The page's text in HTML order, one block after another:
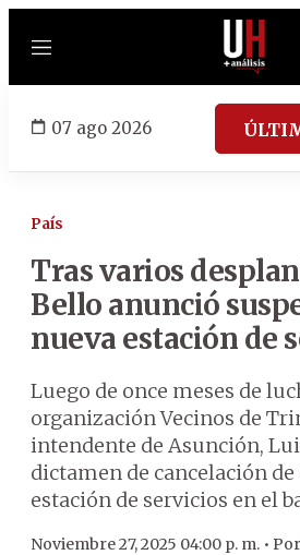
Menú
07 ago 2026
País
Tras varios
Bello anunció
nueva estación de
Luego de once meses de
organización Vecinos de
intendente de Asunción,
dictamen de cancelación de
estación de servicios en el
Noviembre 27, 2025 04:00 p. m. • Por